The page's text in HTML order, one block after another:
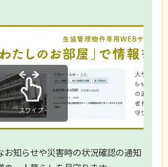
スワイプ
お知らせや災害時の状況確認の通知